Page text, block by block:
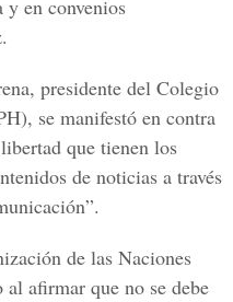
en convenios
presidente del Colegio
se manifestó en contra
que tienen los
de noticias a través
de las Naciones
afirmar que no se debe